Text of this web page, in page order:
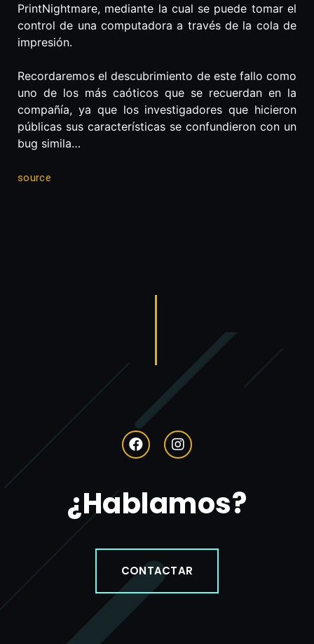
PrintNightmare, mediante la cual se puede tomar el
control de una computadora a través de la cola de
impresión.
Recordaremos el descubrimiento de este fallo como
uno de los más caóticos que se recuerdan en la
compañía, ya que los investigadores que hicieron
públicas sus características se confundieron con un
bug simila…
source
¿Hablamos?
CONTACTAR